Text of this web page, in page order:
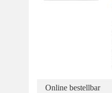
Online bestellbar